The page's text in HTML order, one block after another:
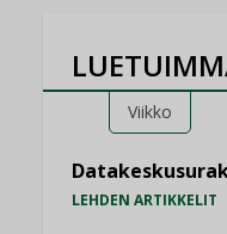
Viikko
LEHDEN ARTIKKELIT